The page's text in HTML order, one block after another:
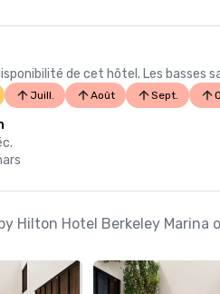
de cet hôtel. Les basses
Juill. Août Sept.
Hilton Hotel Berkeley Marina